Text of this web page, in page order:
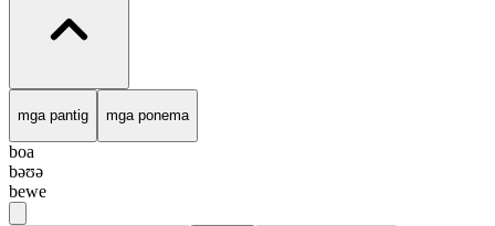
mga pantig mga ponema
boa
bəʊə
bewe